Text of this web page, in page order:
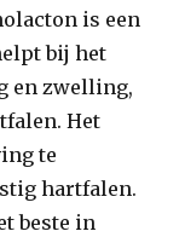
is een
bij het
en zwelling,
Het
te
hartfalen.
beste in